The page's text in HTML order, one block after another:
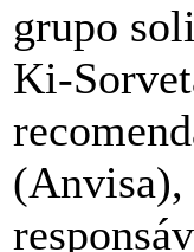
grupo
Ki-
(Anvisa),